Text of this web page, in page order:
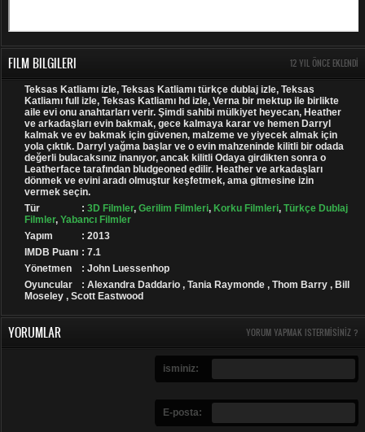
FILM BILGILERI 12 YIL ÖNCE EKLENDI
Teksas Katliamı izle, Teksas Katliamı türkçe dublaj izle, Teksas
Katliamı full izle, Teksas Katliamı hd izle, Verna bir mektup ile birlikte
aile evi onu anahtarları verir. Şimdi sahibi mülkiyet heyecan, Heather
ve arkadaşları evin bakmak, gece kalmaya karar ve hemen Darryl
kalmak ve ev bakmak için güvenen, malzeme ve yiyecek almak için
yola çıktık. Darryl yağma başlar ve o evin mahzeninde kilitli bir odada
değerli bulacaksınız inanıyor, ancak kilitli Odaya girdikten sonra o
Leatherface tarafından bludgeoned edilir. Heather ve arkadaşları
dönmek ve evini aradı olmuştur keşfetmek, ama gitmesine izin
vermek seçin.
Tür
: 3D Filmler, Gerilim Filmleri, Korku Filmleri, Türkçe Dublaj
Filmler, Yabancı Filmler
Yapım
: 2013
IMDB Puanı : 7.1
Yönetmen
: John Luessenhop
Oyuncular
: Alexandra Daddario , Tania Raymonde , Thom Barry , Bill
Moseley , Scott Eastwood
YORUMLAR YORUM YAPMAK ISTERMISINIZ ?
isminiz:
E-posta: